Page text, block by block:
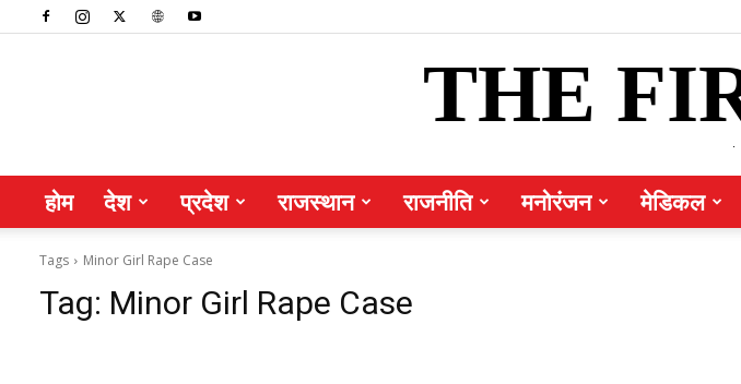
THE
होम देश प्रदेश राजस्थान राजनीति मनोरंजन मेडिकल
Tags Minor Girl Rape Case
Tag: Minor Girl Rape Case